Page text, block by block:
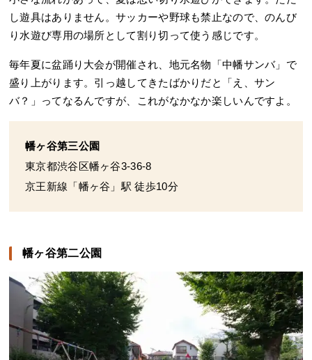
し遊具はありません。サッカーや野球も禁止なので、のんび
り水遊び専用の場所として割り切って使う感じです。
毎年夏に盆踊り大会が開催され、地元名物「中幡サンバ」で
盛り上がります。引っ越してきたばかりだと「え、サン
バ？」ってなるんですが、これがなかなか楽しいんですよ。
幡ヶ谷第三公園
東京都渋谷区幡ヶ谷3-36-8
京王新線「幡ヶ谷」駅 徒歩10分
幡ヶ谷第二公園